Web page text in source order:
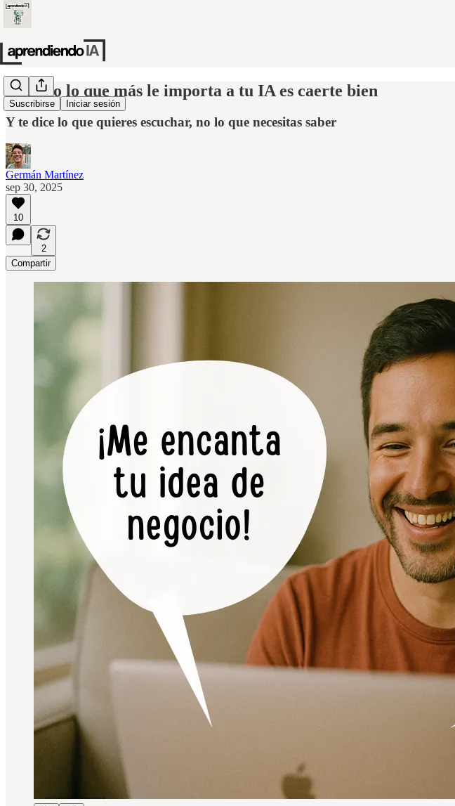
Suscribirse Iniciar sesión
Cuando lo que más le importa a tu IA es caerte bien
Y te dice lo que quieres escuchar, no lo que necesitas saber
Germán Martínez
sep 30, 2025
10
2
Compartir